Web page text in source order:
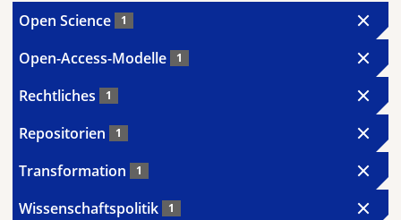
Open Science 1
Open-Access-Modelle 1
Rechtliches 1
Repositorien 1
Transformation 1
Wissenschaftspolitik 1